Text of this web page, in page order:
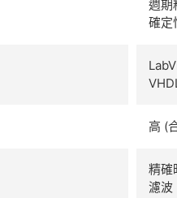
週期
確定
高 (
精確
濾波